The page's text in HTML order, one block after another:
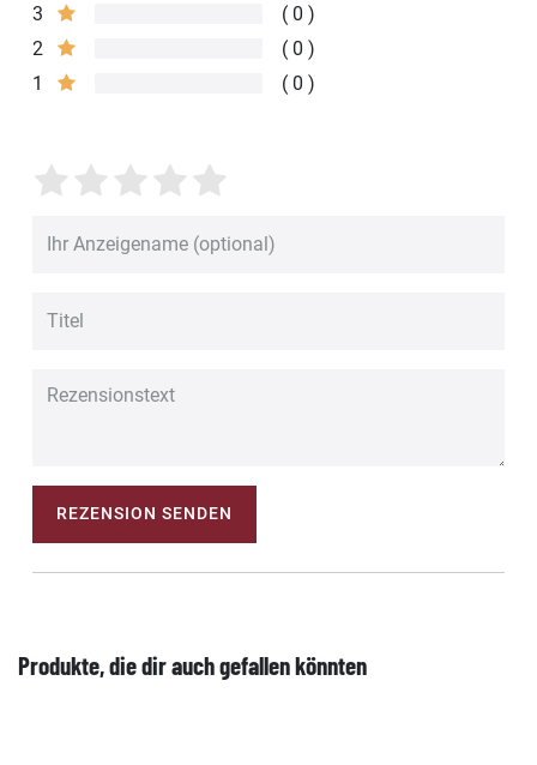
3
0
2
0
1
0
REZENSION SENDEN
Produkte, die dir auch gefallen könnten